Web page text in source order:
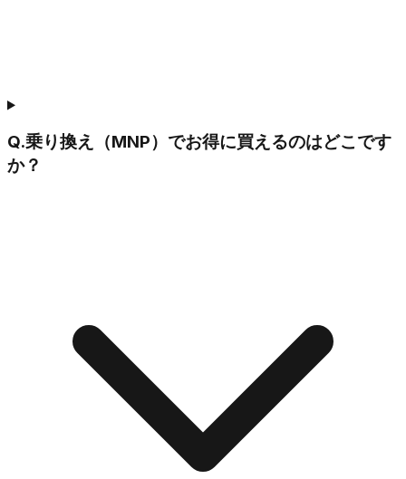
Q.乗り換え（MNP）でお得に買えるのはどこです
か？